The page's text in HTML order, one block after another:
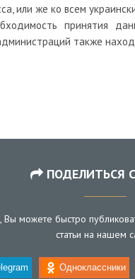
или же ко всем
принятия
также
ПОДЕЛИТЬСЯ
можете быстро
статьи на нашем
Одноклассники